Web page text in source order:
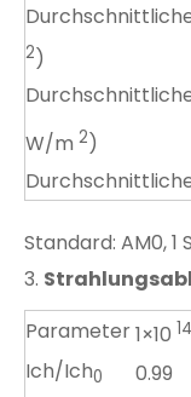
2)
W/m 2)
Standard: AM0, 1
3.
Parameter1×10 14
Ich/Ich0 0.99